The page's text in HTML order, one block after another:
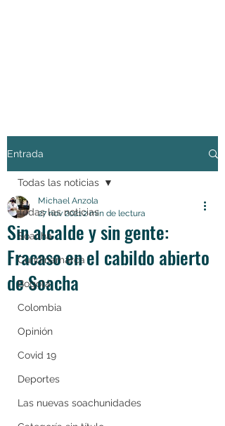
Entrada
Todas las noticias
Soacha
Cundinamarca
Bogotá
Colombia
Opinión
Covid 19
Deportes
Las nuevas soachunidades
Todas las noticias
Sin alcalde y sin gente:
Fracaso en el cabildo abierto
de Soacha
Michael Anzola
27 nov 20212 min de lectura